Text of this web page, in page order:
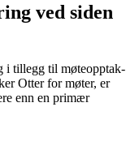
ved siden
i tillegg til møteopptak-
Otter for møter, er
enn en primær